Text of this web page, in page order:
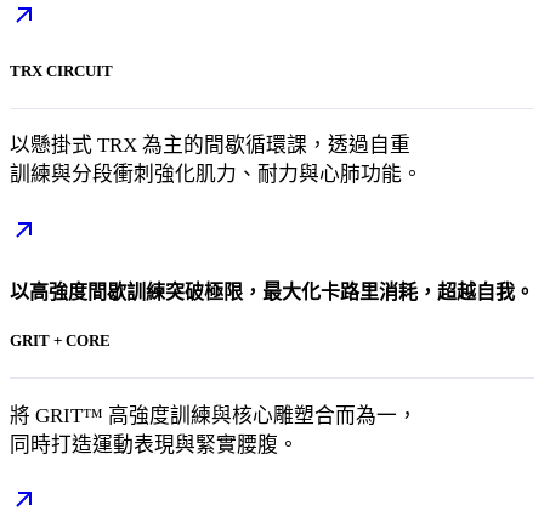
TRX CIRCUIT
以懸掛式 TRX 為主的間歇循環課，透過自重
訓練與分段衝刺強化肌力、耐力與心肺功能。
以高強度間歇訓練突破極限，最大化卡路里消耗，超越自我。
GRIT + CORE
將 GRIT™ 高強度訓練與核心雕塑合而為一，
同時打造運動表現與緊實腰腹。